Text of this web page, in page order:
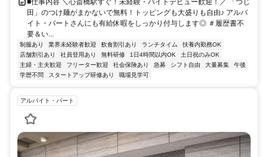
■仕事内容 ＼心斎橋駅すぐ！未経験・バイトデビュー歓迎！／ 「つじ
田」のつけ麺がまかないで無料！トッピングも大盛りも自由♪ アルバ
イト・パートさんにも有給休暇をしっかり付与します◎ ＃履歴書不
要＆い...
制服あり 業界未経験者歓迎 飲食割引あり ランチタイム
扶養内勤務OK
店舗割引あり
社員登用あり 無料研修 1日4時間以内OK
土日祝のみOK
主婦・主夫歓迎
フリーター歓迎 社会保険あり 急募 シフト自由 大量募集
午後
学歴不問
スタートアップ研修あり 職場見学可
アルバイト・パート